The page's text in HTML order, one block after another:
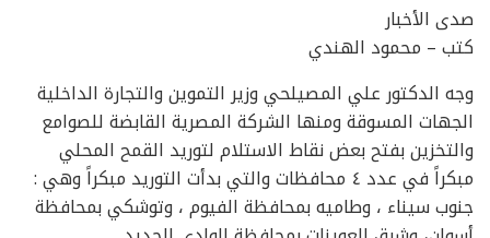
صدى الأخبار
كتب – محمود الهندي
وجه الدكتور علي المصيلحي وزير التموين والتجارة الداخلية
الجهات المسوقة ومنها الشركة المصرية القابضة للصوامع
والتخزين بفتح بعض نقاط الاستلام لتوريد القمح المحلي
مبكراً في عدد ٤ محافظات والتي بدأت التوريد مبكراً وهي :
جنوب سيناء ، وطاميه بمحافظة الفيوم ، وتوشكي بمحافظة